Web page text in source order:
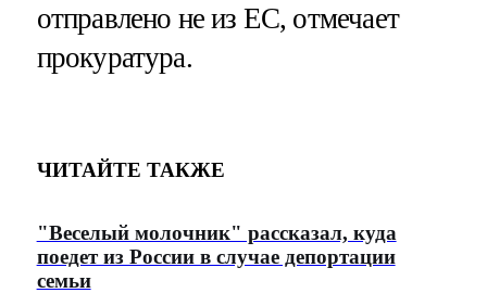
отправлено не из ЕС, отмечает
прокуратура.
ЧИТАЙТЕ ТАКЖЕ
"Веселый молочник" рассказал, куда
поедет из России в случае депортации
семьи